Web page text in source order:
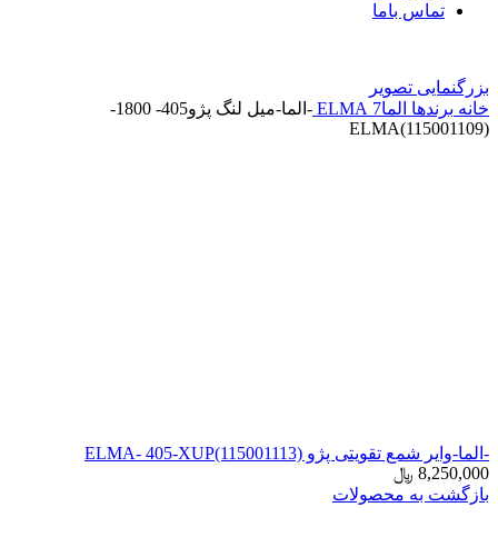
تماس باما
بزرگنمایی تصویر
خانه برندها الما7 ELMA
-الما-میل لنگ پژو405- 1800-
ELMA(115001109)
-الما-وایر شمع تقویتی پژو ELMA- 405-XUP(115001113)
8,250,000 ﷼
بازگشت به محصولات